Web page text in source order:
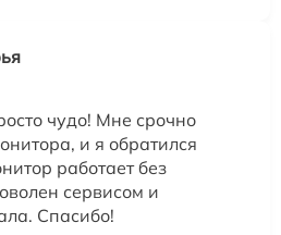
чудо! Мне срочно
и я обратился
работает без
сервисом и
Спасибо!